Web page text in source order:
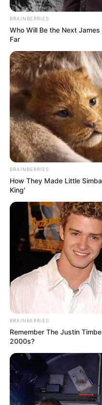
BRAINBERRIES
Who Will Be the Next
Far
BRAINBERRIES
How They Made Little
King'
BRAINBERRIES
Remember The Justin
2000s?